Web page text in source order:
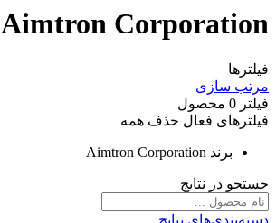
Aimtron Corporation
فیلترها
مرتب سازی
فیلتر 0 محصول
فیلترهای فعال حذف همه
برند Aimtron Corporation
جستجو در نتایج
دسته‌بندی‌های نتایج